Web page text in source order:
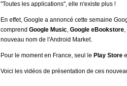
"Toutes les applications", elle n'existe plus !
En effet, Google a annoncé cette semaine
comprend Google Music, Google eBookstore
nouveau nom de l'Android Market.
Pour le moment en France, seul le Play Store
Voici les vidéos de présentation de ces